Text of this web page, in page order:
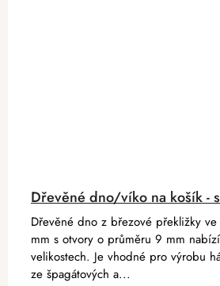
Dřevěné dno/víko na košík -
Dřevěné dno z březové překližky
mm s otvory o průměru 9 mm
velikostech. Je vhodné pro výrobu
ze špagátových a...